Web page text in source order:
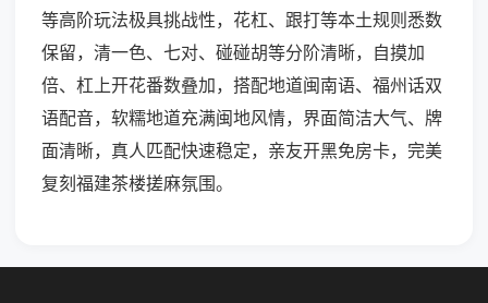
等高阶玩法极具挑战性，花杠、跟打等本土规则悉数
保留，清一色、七对、碰碰胡等分阶清晰，自摸加
倍、杠上开花番数叠加，搭配地道闽南语、福州话双
语配音，软糯地道充满闽地风情，界面简洁大气、牌
面清晰，真人匹配快速稳定，亲友开黑免房卡，完美
复刻福建茶楼搓麻氛围。